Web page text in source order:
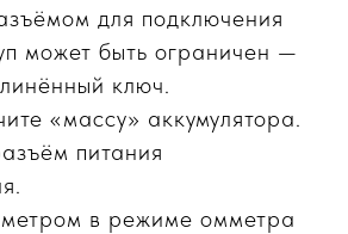
для подключения
может быть ограничен —
ключ.
«массу» аккумулятора.
питания
в режиме омметра